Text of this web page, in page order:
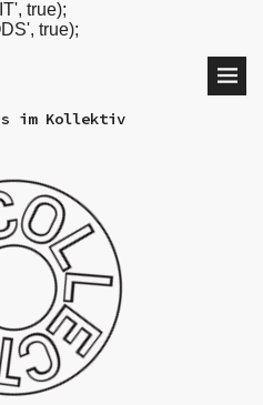
true);
true);
im Kollektiv